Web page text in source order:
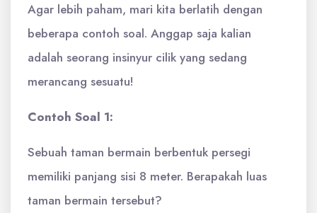
Agar lebih paham, mari kita berlatih dengan
beberapa contoh soal. Anggap saja kalian
adalah seorang insinyur cilik yang sedang
merancang sesuatu!
Contoh Soal 1:
Sebuah taman bermain berbentuk persegi
memiliki panjang sisi 8 meter. Berapakah luas
taman bermain tersebut?